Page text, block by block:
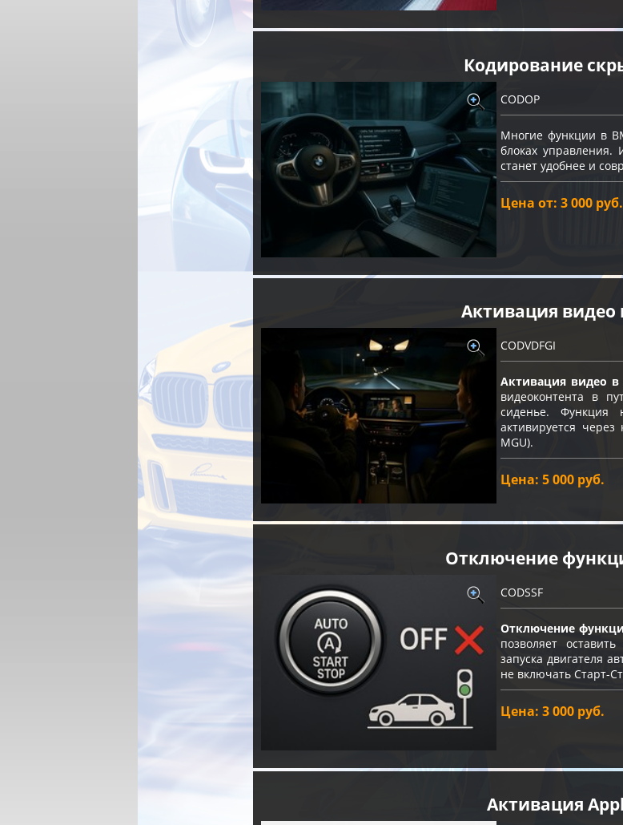
Кодирование
CODOP
Многие функции в
блоках
станет удобнее и
Цена от: 3 000 руб.
Активация
CODVDFGI
Активация видео
видеоконтента в
сиденье. Функция
активируется
MGU).
Цена: 5 000 руб.
Отключение
CODSSF
Отключение
позволяет
запуска двигателя
не включать Старт-
Цена: 3 000 руб.
Активация